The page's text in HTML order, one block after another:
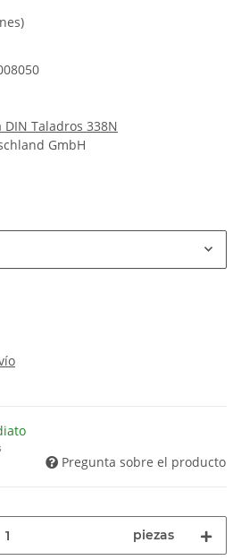
DIN Taladros 338N
GmbH
Pregunta sobre el producto
piezas